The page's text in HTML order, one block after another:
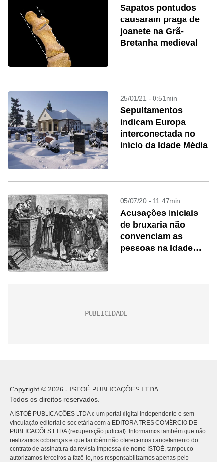
Sapatos pontudos
causaram praga de
joanete na Grã-
Bretanha medieval
25/01/21 - 0:51min
Sepultamentos
indicam Europa
interconectada no
início da Idade Média
05/07/20 - 11:47min
Acusações iniciais
de bruxaria não
convenciam as
pessoas na Idade
Copyright © 2026 - ISTOÉ PUBLICAÇÕES LTDA
Todos os direitos reservados.
A ISTOÉ PUBLICAÇÕES LTDA é um portal digital independente e sem
vinculação editorial e societária com a EDITORA TRES COMÉRCIO DE
PUBLICACÕES LTDA (recuperação judicial). Informamos também que não
realizamos cobranças e que também não oferecemos cancelamento do
contrato de assinatura da revista impressa de nome ISTOÉ, tampouco
autorizamos terceiros a fazê-lo, nos responsabilizamos apenas pelo